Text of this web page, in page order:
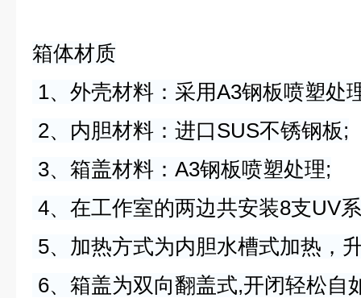
箱体材质
1、外壳材料：采用A3钢板喷塑处
2、内胆材料：进口SUS不锈钢板;
3、箱盖材料：A3钢板喷塑处理;
4、在工作室的两边共安装8支UV
5、加热方式为内胆水槽式加热，
6、箱盖为双向翻盖式,开闭轻松自